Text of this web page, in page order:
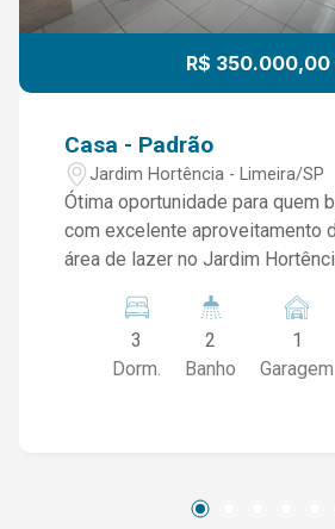
R$ 350.000,00
Casa - Padrão
Jardim Hortência - Limeira/SP
Ótima oportunidade para quem
com excelente aproveitamento
área de lazer no Jardim
terreno; 127,69 m² de área
dormitórios, sendo 01 suíte;
Cozinha; Banheiro social; Área
contato para mais informações
3
Dorm.
2
Banho
1
Garagem